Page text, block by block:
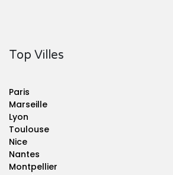
Top Villes
Paris
Marseille
Lyon
Toulouse
Nice
Nantes
Montpellier